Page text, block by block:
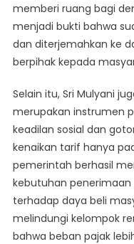
memberi ruang bagi
menjadi bukti bahwa
dan diterjemahkan ke
berpihak kepada
Selain itu, Sri Mulyani
merupakan instrumen
keadilan sosial dan
kenaikan tarif hanya
pemerintah berhasil
kebutuhan
terhadap daya beli
melindungi kelompok
bahwa beban pajak